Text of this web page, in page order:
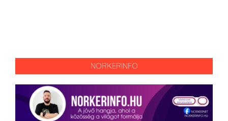
NORKERINFO